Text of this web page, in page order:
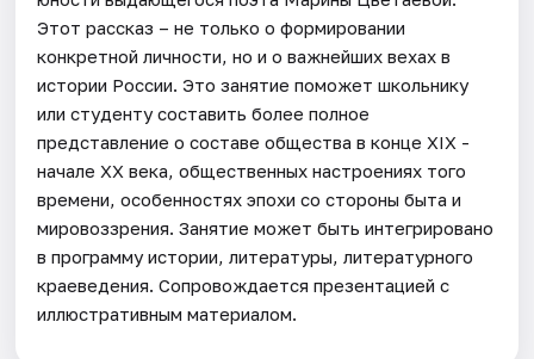
Этот рассказ – не только о формировании
конкретной личности, но и о важнейших вехах в
истории России. Это занятие поможет школьнику
или студенту составить более полное
представление о составе общества в конце XIX -
начале XX века, общественных настроениях того
времени, особенностях эпохи со стороны быта и
мировоззрения. Занятие может быть интегрировано
в программу истории, литературы, литературного
краеведения. Сопровождается презентацией с
иллюстративным материалом.